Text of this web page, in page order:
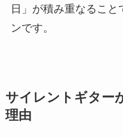
日」が積み重なるこ
ンです。
サイレントギター
理由